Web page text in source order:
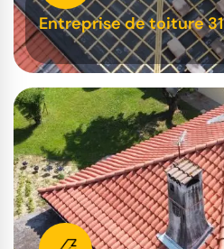
Entreprise de toiture 31